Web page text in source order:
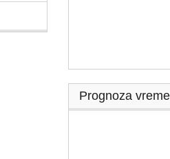
Prognoza